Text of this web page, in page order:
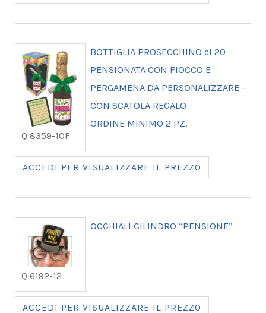
Q 8359-10F
BOTTIGLIA PROSECCHINO cl 20
PENSIONATA CON FIOCCO E
PERGAMENA DA PERSONALIZZARE –
CON SCATOLA REGALO
ORDINE MINIMO 2 PZ.
ACCEDI PER VISUALIZZARE IL PREZZO
Q 6192-12
OCCHIALI CILINDRO “PENSIONE”
ACCEDI PER VISUALIZZARE IL PREZZO